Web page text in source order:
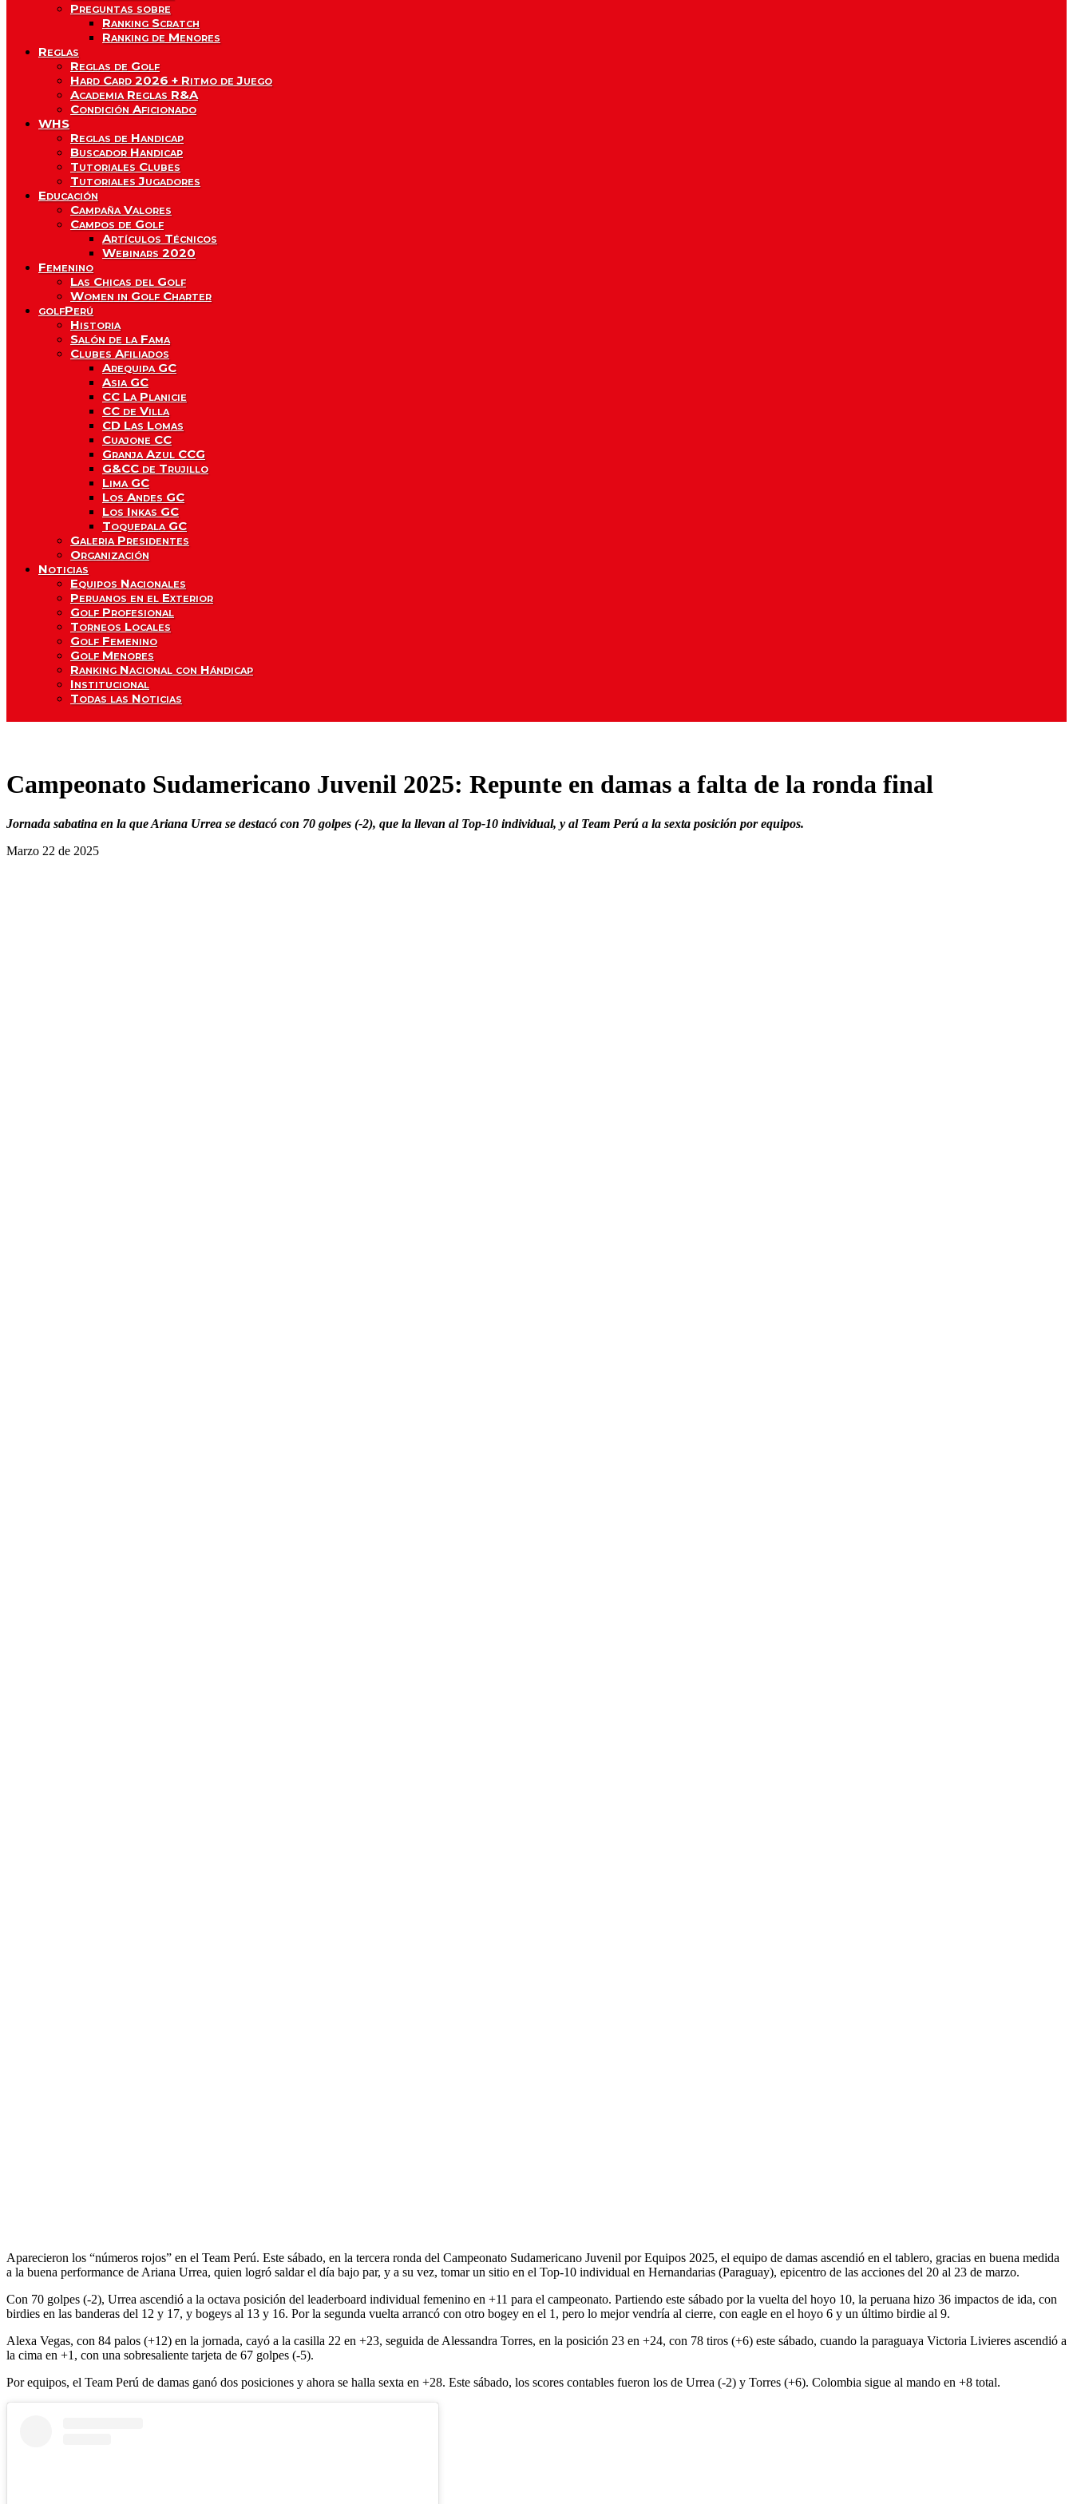
Preguntas sobre
Ranking Scratch
Ranking de Menores
Reglas
Reglas de Golf
Hard Card 2026 + Ritmo de Juego
Academia Reglas R&A
Condición Aficionado
WHS
Reglas de Handicap
Buscador Handicap
Tutoriales Clubes
Tutoriales Jugadores
Educación
Campaña Valores
Campos de Golf
Artículos Técnicos
Webinars 2020
Femenino
Las Chicas del Golf
Women in Golf Charter
golfPerú
Historia
Salón de la Fama
Clubes Afiliados
Arequipa GC
Asia GC
CC La Planicie
CC de Villa
CD Las Lomas
Cuajone CC
Granja Azul CCG
G&CC de Trujillo
Lima GC
Los Andes GC
Los Inkas GC
Toquepala GC
Galeria Presidentes
Organización
Noticias
Equipos Nacionales
Peruanos en el Exterior
Golf Profesional
Torneos Locales
Golf Femenino
Golf Menores
Ranking Nacional con Hándicap
Institucional
Todas las Noticias
Campeonato Sudamericano Juvenil 2025: Repunte en damas a falta de la ronda final
Jornada sabatina en la que Ariana Urrea se destacó con 70 golpes (-2), que la llevan al Top-10 individual, y al Team Perú a la sexta posición por equipos.
Marzo 22 de 2025
Aparecieron los “números rojos” en el Team Perú. Este sábado, en la tercera ronda del Campeonato Sudamericano Juvenil por Equipos 2025, el equipo de damas ascendió en el tablero, gracias en buena medida
a la buena performance de Ariana Urrea, quien logró saldar el día bajo par, y a su vez, tomar un sitio en el Top-10 individual en Hernandarias (Paraguay), epicentro de las acciones del 20 al 23 de marzo.
Con 70 golpes (-2), Urrea ascendió a la octava posición del leaderboard individual femenino en +11 para el campeonato. Partiendo este sábado por la vuelta del hoyo 10, la peruana hizo 36 impactos de ida, con
birdies en las banderas del 12 y 17, y bogeys al 13 y 16. Por la segunda vuelta arrancó con otro bogey en el 1, pero lo mejor vendría al cierre, con eagle en el hoyo 6 y un último birdie al 9.
Alexa Vegas, con 84 palos (+12) en la jornada, cayó a la casilla 22 en +23, seguida de Alessandra Torres, en la posición 23 en +24, con 78 tiros (+6) este sábado, cuando la paraguaya Victoria Livieres ascendió a
la cima en +1, con una sobresaliente tarjeta de 67 golpes (-5).
Por equipos, el Team Perú de damas ganó dos posiciones y ahora se halla sexta en +28. Este sábado, los scores contables fueron los de Urrea (-2) y Torres (+6). Colombia sigue al mando en +8 total.